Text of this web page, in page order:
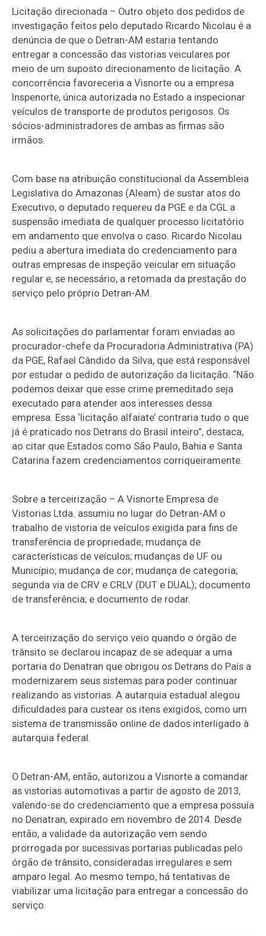
Licitação direcionada – Outro objeto dos pedidos de
investigação feitos pelo deputado Ricardo Nicolau é a
denúncia de que o Detran-AM estaria tentando
entregar a concessão das vistorias veiculares por
meio de um suposto direcionamento de licitação. A
concorrência favoreceria a Visnorte ou a empresa
Inspenorte, única autorizada no Estado a inspecionar
veículos de transporte de produtos perigosos. Os
sócios-administradores de ambas as firmas são
irmãos.
Com base na atribuição constitucional da Assembleia
Legislativa do Amazonas (Aleam) de sustar atos do
Executivo, o deputado requereu da PGE e da CGL a
suspensão imediata de qualquer processo licitatório
em andamento que envolva o caso. Ricardo Nicolau
pediu a abertura imediata do credenciamento para
outras empresas de inspeção veicular em situação
regular e, se necessário, a retomada da prestação do
serviço pelo próprio Detran-AM.
As solicitações do parlamentar foram enviadas ao
procurador-chefe da Procuradoria Administrativa (PA)
da PGE, Rafael Cândido da Silva, que está responsável
por estudar o pedido de autorização da licitação. “Não
podemos deixar que esse crime premeditado seja
executado para atender aos interesses dessa
empresa. Essa ‘licitação alfaiate’ contraria tudo o que
já é praticado nos Detrans do Brasil inteiro”, destaca,
ao citar que Estados como São Paulo, Bahia e Santa
Catarina fazem credenciamentos corriqueiramente.
Sobre a terceirização – A Visnorte Empresa de
Vistorias Ltda. assumiu no lugar do Detran-AM o
trabalho de vistoria de veículos exigida para fins de
transferência de propriedade; mudança de
características de veículos; mudanças de UF ou
Município; mudança de cor; mudança de categoria;
segunda via de CRV e CRLV (DUT e DUAL); documento
de transferência; e documento de rodar.
A terceirização do serviço veio quando o órgão de
trânsito se declarou incapaz de se adequar a uma
portaria do Denatran que obrigou os Detrans do País a
modernizarem seus sistemas para poder continuar
realizando as vistorias. A autarquia estadual alegou
dificuldades para custear os itens exigidos, como um
sistema de transmissão online de dados interligado à
autarquia federal.
O Detran-AM, então, autorizou a Visnorte a comandar
as vistorias automotivas a partir de agosto de 2013,
valendo-se do credenciamento que a empresa possuía
no Denatran, expirado em novembro de 2014. Desde
então, a validade da autorização vem sendo
prorrogada por sucessivas portarias publicadas pelo
órgão de trânsito, consideradas irregulares e sem
amparo legal. Ao mesmo tempo, há tentativas de
viabilizar uma licitação para entregar a concessão do
serviço.